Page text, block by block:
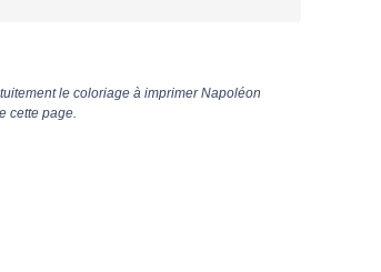
le coloriage à imprimer Napoléon
cette page.